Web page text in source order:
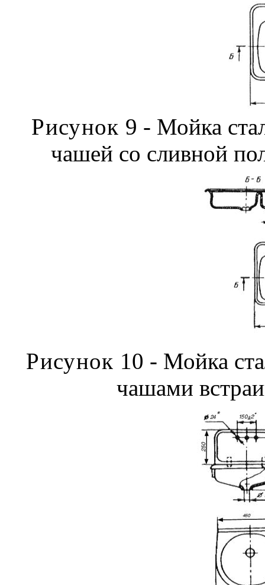
Рисунок 9 - Мойка
чашей со сливной
Рисунок 10 - Мойка
чашами